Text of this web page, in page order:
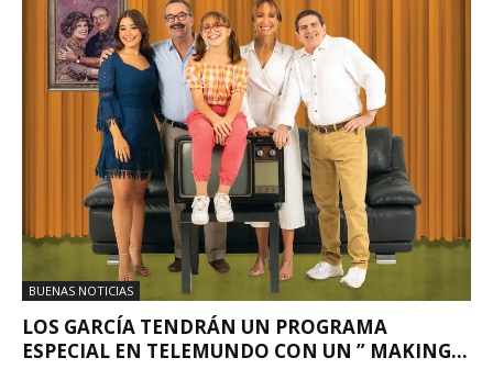
BUENAS NOTICIAS
LOS GARCÍA TENDRÁN UN PROGRAMA
ESPECIAL EN TELEMUNDO CON UN ” MAKING...